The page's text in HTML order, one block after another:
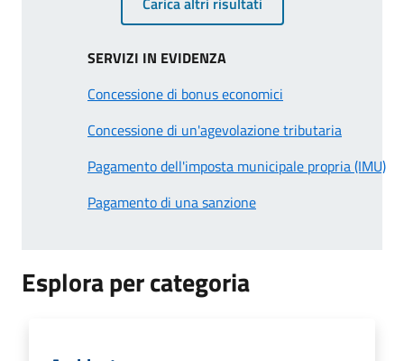
SERVIZI IN EVIDENZA
Concessione di bonus economici
Concessione di un'agevolazione tributaria
Pagamento dell'imposta municipale propria (IMU)
Pagamento di una sanzione
Esplora per categoria